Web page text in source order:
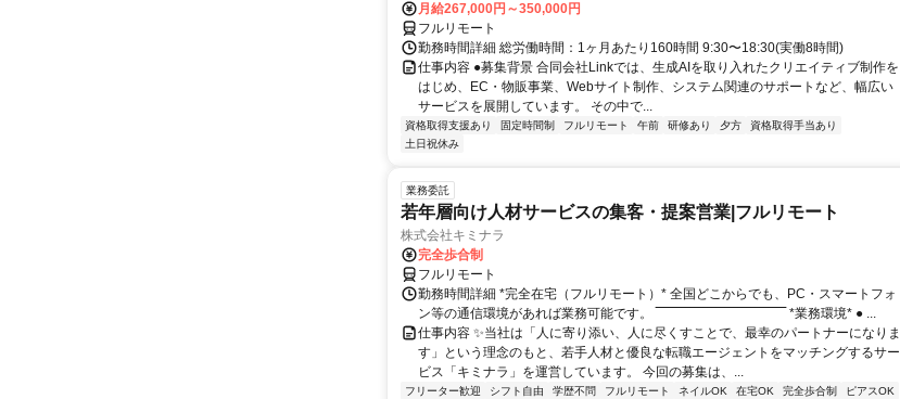
月給267,000円～350,000円
フルリモート
勤務時間詳細 総労働時間：1ヶ月あたり160時間 9:30〜18:30(実働8時間)
仕事内容 ●募集背景 合同会社Linkでは、生成AIを取り入れたクリエイティブ制作を
はじめ、EC・物販事業、Webサイト制作、システム関連のサポートなど、幅広い
サービスを展開しています。 その中で...
資格取得支援あり 固定時間制 フルリモート 午前 研修あり 夕方
資格取得手当あり
土日祝休み
業務委託
若年層向け人材サービスの集客・提案営業|フルリモート
株式会社キミナラ
完全歩合制
フルリモート
勤務時間詳細 *完全在宅（フルリモート）* 全国どこからでも、PC・スマートフォ
ン等の通信環境があれば業務可能です。 ‾‾‾‾‾‾‾‾‾‾‾‾‾‾‾‾‾‾‾‾‾‾‾‾‾‾‾‾‾‾ *業務環境* ● ...
仕事内容 ✨当社は「人に寄り添い、人に尽くすことで、最幸のパートナーになりま
す」という理念のもと、若手人材と優良な転職エージェントをマッチングするサー
ビス「キミナラ」を運営しています。 今回の募集は、...
フリーター歓迎 シフト自由 学歴不問 フルリモート ネイルOK 在宅OK 完全歩合制
ピアスOK